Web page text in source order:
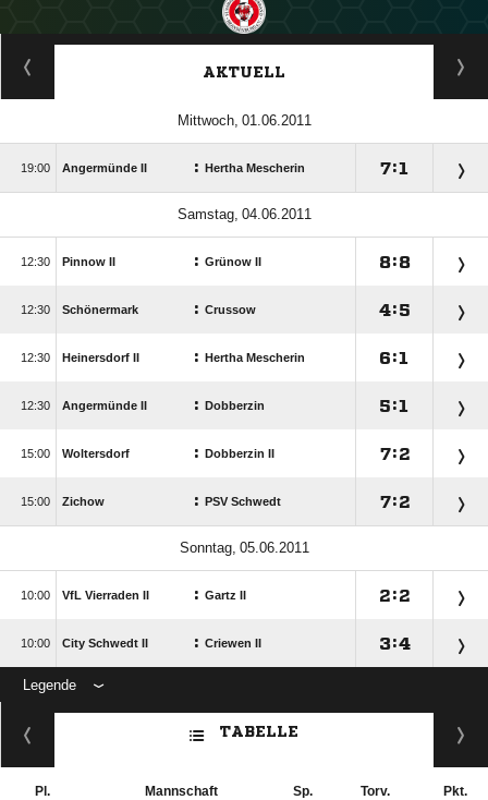
ANZEIGE
AKTUELL
 
 Angermünde II : Hertha Mescherin :
 
 Pinnow II : Grünow II :
 Schönermark : Crussow :
 Heinersdorf II : Hertha Mescherin :
 Angermünde II : Dobberzin :
 Woltersdorf : Dobberzin II :
 Zichow : PSV Schwedt :
 
 VfL Vierraden II : Gartz II :
 City Schwedt II : Criewen II :
Legende
ANZEIGE
TABELLE
Pl. Mannschaft Sp. Torv. Pkt.